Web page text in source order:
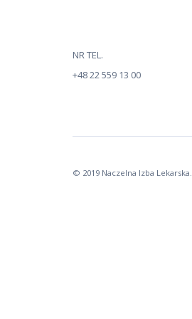
NR TEL.
+48 22 559 13 00
© 2019 Naczelna Izba